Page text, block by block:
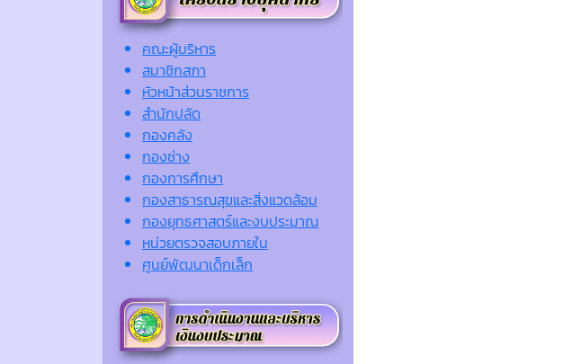
คณะผู้บริหาร
สมาชิกสภา
หัวหน้าส่วนราชการ
สำนักปลัด
กองคลัง
กองช่าง
กองการศึกษา
กองสาธารณสุขและสิ่งแวดล้อม
กองยุทธศาสตร์และงบประมาณ
หน่วยตรวจสอบภายใน
ศูนย์พัฒนาเด็กเล็ก